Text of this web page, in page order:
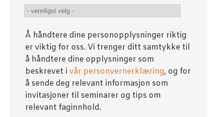
Å håndtere dine personopplysninger riktig
er viktig for oss. Vi trenger ditt samtykke til
å håndtere dine opplysninger som
beskrevet i vår personvernerklæring, og for
å sende deg relevant informasjon som
invitasjoner til seminarer og tips om
relevant faginnhold.